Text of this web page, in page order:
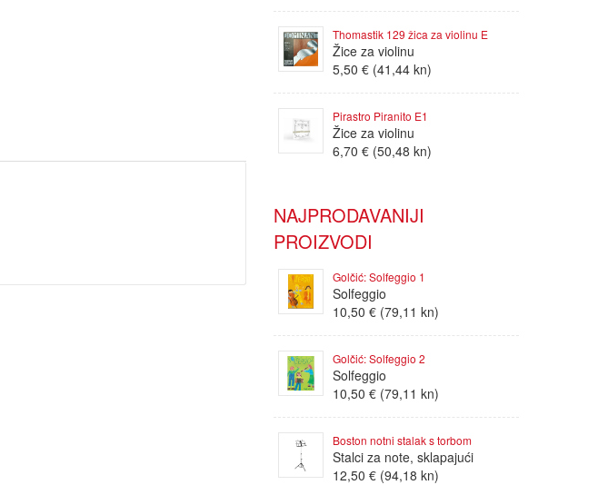
Thomastik 129 žica za violinu E
Žice za violinu
5,50 € (41,44 kn)
Pirastro Piranito E1
Žice za violinu
6,70 € (50,48 kn)
NAJPRODAVANIJI
PROIZVODI
Golčić: Solfeggio 1
Solfeggio
10,50 € (79,11 kn)
Golčić: Solfeggio 2
Solfeggio
10,50 € (79,11 kn)
Boston notni stalak s torbom
Stalci za note, sklapajući
12,50 € (94,18 kn)